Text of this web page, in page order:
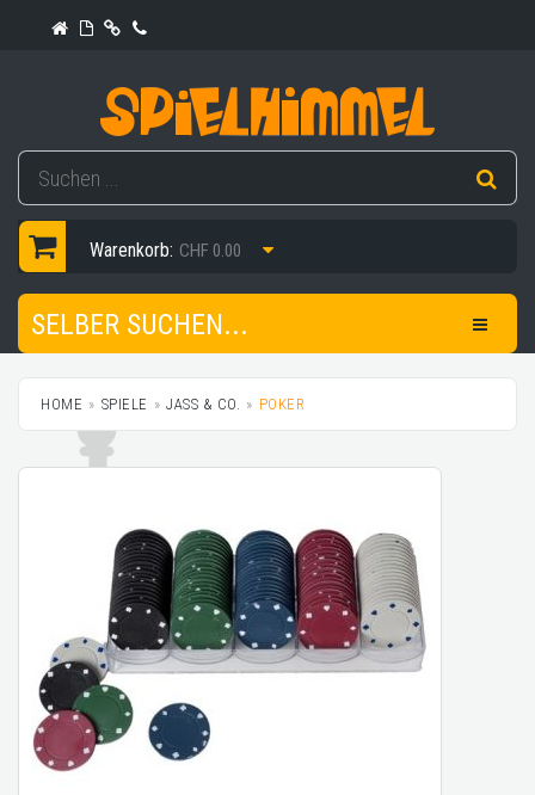
Warenkorb: CHF 0.00
SELBER SUCHEN...
HOME SPIELE JASS & CO. POKER